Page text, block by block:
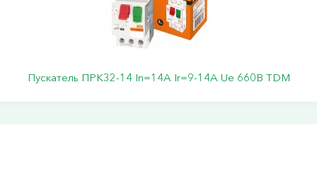
Пускатель ПРК32-14 In=14A Ir=9-14A Ue 660В TDM